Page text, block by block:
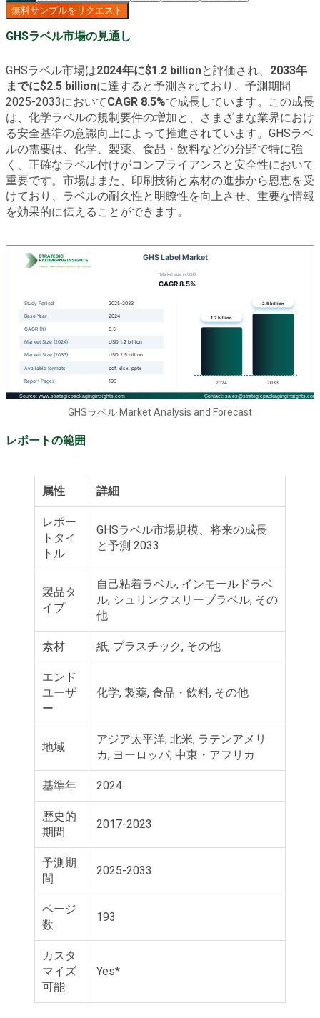
無料サンプルをリクエスト
GHSラベル市場の見通し
GHSラベル市場は2024年に$1.2 billionと評価され、 2033年
までに$2.5 billionに達すると予測されており、予測期間
2025-2033においてCAGR 8.5%で成長しています。この成長
は、化学ラベルの規制要件の増加と、さまざまな業界におけ
る安全基準の意識向上によって推進されています。GHSラベ
ルの需要は、化学、製薬、食品・飲料などの分野で特に強
く、正確なラベル付けがコンプライアンスと安全性において
重要です。市場はまた、印刷技術と素材の進歩から恩恵を受
けており、ラベルの耐久性と明瞭性を向上させ、重要な情報
を効果的に伝えることができます。
GHSラベル Market Analysis and Forecast
レポートの範囲
属性 詳細
レポー
トタイ
トル
GHSラベル市場規模、将来の成長
と予測 2033
製品タ
イプ
自己粘着ラベル, インモールドラベ
ル, シュリンクスリーブラベル, その
他
素材 紙, プラスチック, その他
エンド
ユーザ
ー
化学, 製薬, 食品・飲料, その他
地域
アジア太平洋, 北米, ラテンアメリ
カ, ヨーロッパ, 中東・アフリカ
基準年 2024
歴史的
期間
2017-2023
予測期
間
2025-2033
ページ
数
193
カスタ
マイズ
可能
Yes*